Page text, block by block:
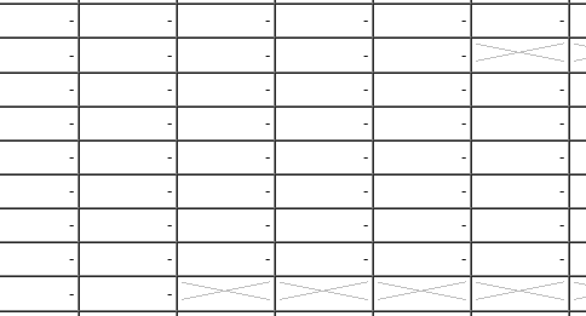
- - - - -
-
- - - -
-
- - - - -
-
- - - - -
-
- - - - -
-
- - - - -
-
- - - - -
-
- - - - -
-
-
-